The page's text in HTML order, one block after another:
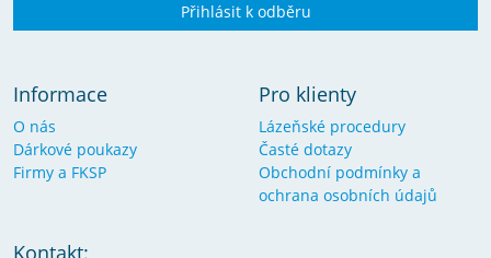
Přihlásit k odběru
Informace
O nás
Dárkové poukazy
Firmy a FKSP
Pro klienty
Lázeňské procedury
Časté dotazy
Obchodní podmínky a
ochrana osobních údajů
Kontakt: